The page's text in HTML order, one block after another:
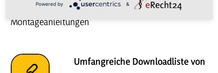
mit Installations- und
Montageanleitungen
Umfangreiche Downloadliste von
Powered by &